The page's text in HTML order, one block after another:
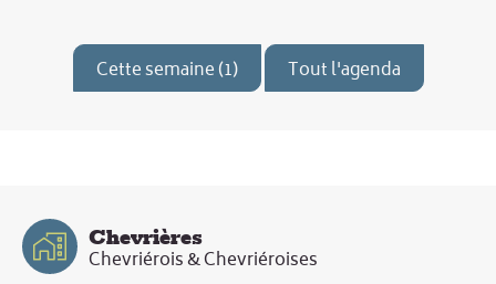
Cette semaine (1) Tout l'agenda
Chevrières
Chevriérois & Chevriéroises